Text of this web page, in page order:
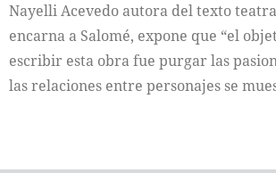
Internacional
Cultura
Nayelli Acevedo autora del texto
encarna a Salomé, expone que “el
escribir esta obra fue purgar las
las relaciones entre personajes se